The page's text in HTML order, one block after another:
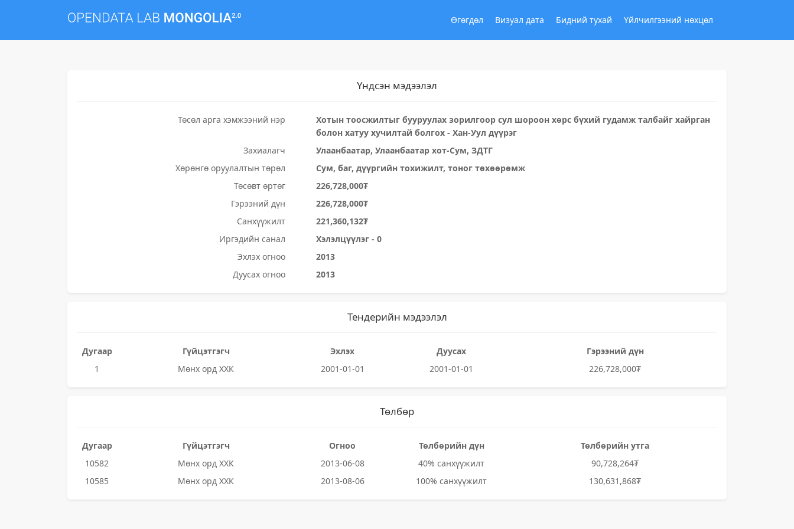
Өгөгдөл Визуал дата Бидний тухай Үйлчилгээний нөхцөл
Үндсэн мэдээлэл
Төсөл арга хэмжээний нэр
Хотын тоосжилтыг бууруулах зорилгоор сул шороон хөрс бүхий гудамж талбайг хайрган
болон хатуу хучилтай болгох - Хан-Уул дүүрэг
Захиалагч
Улаанбаатар, Улаанбаатар хот-Сум, ЗДТГ
Хөрөнгө оруулалтын төрөл
Сум, баг, дүүргийн тохижилт, тоног төхөөрөмж
Төсөвт өртөг
226,728,000₮
Гэрээний дүн
226,728,000₮
Санхүүжилт
221,360,132₮
Иргэдийн санал
Хэлэлцүүлэг - 0
Эхлэх огноо
2013
Дуусах огноо
2013
Тендерийн мэдээлэл
Дугаар Гүйцэтгэгч Эхлэх Дуусах
Гэрээний дүн
1
Мөнх орд ХХК 2001-01-01 2001-01-01 226,728,000₮
Төлбөр
Дугаар Гүйцэтгэгч Огноо Төлбөрийн дүн
Төлбөрийн утга
10582
Мөнх орд ХХК 2013-06-08 40% санхүүжилт
90,728,264₮
10585
Мөнх орд ХХК 2013-08-06 100% санхүүжилт 130,631,868₮